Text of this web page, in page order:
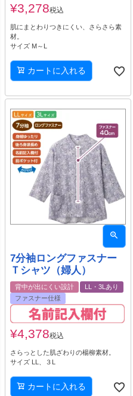
¥3,278税込
肌にまとわりつきにくい、さらさら素
材。
サイズ M～L
カートに入れる
7分袖ロングファスナー
Ｔシャツ（婦人）
背中が出にくい設計
LL・3Lあり
ファスナー仕様
¥4,378税込
さらっとした肌ざわりの楊柳素材。
サイズ LL、３L
カートに入れる